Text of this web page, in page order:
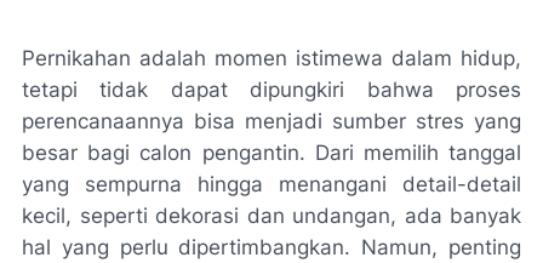
Pernikahan adalah momen istimewa dalam hidup,
tetapi tidak dapat dipungkiri bahwa proses
perencanaannya bisa menjadi sumber stres yang
besar bagi calon pengantin. Dari memilih tanggal
yang sempurna hingga menangani detail-detail
kecil, seperti dekorasi dan undangan, ada banyak
hal yang perlu dipertimbangkan. Namun, penting